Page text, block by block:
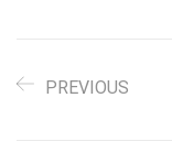
PREVIOUS